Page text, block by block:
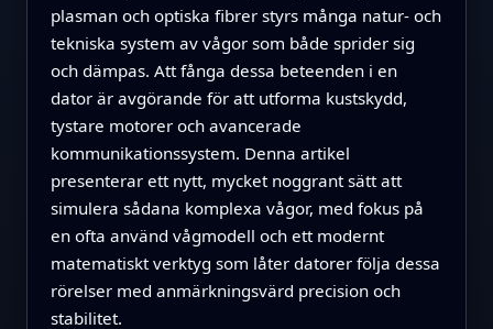
plasman och optiska fibrer styrs många natur- och
tekniska system av vågor som både sprider sig
och dämpas. Att fånga dessa beteenden i en
dator är avgörande för att utforma kustskydd,
tystare motorer och avancerade
kommunikationssystem. Denna artikel
presenterar ett nytt, mycket noggrant sätt att
simulera sådana komplexa vågor, med fokus på
en ofta använd vågmodell och ett modernt
matematiskt verktyg som låter datorer följa dessa
rörelser med anmärkningsvärd precision och
stabilitet.